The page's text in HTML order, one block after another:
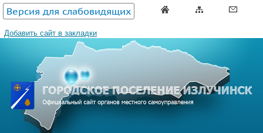
Версия для слабовидящих
Добавить сайт в закладки